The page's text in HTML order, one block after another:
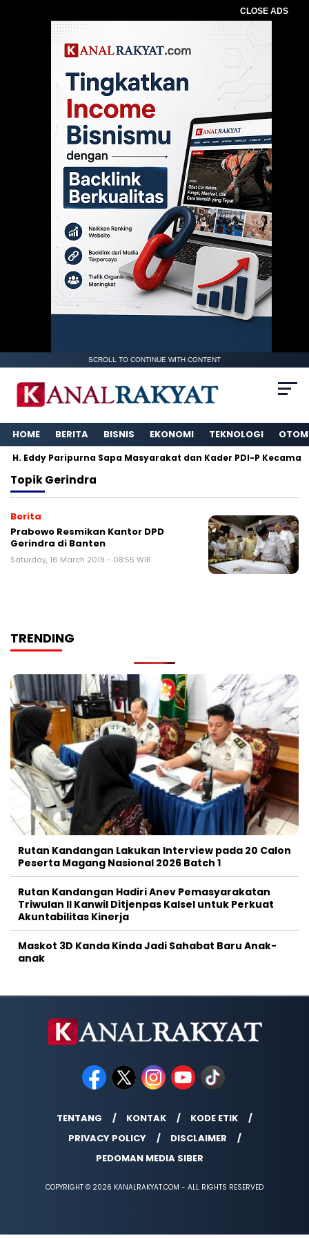
CLOSE ADS
SCROLL TO CONTINUE WITH CONTENT
HOME BERITA BISNIS EKONOMI TEKNOLOGI
H. Eddy Paripurna Sapa Masyarakat dan Kader PDI-P
TopikGerindra
Berita
Prabowo Resmikan Kantor DPD
Gerindra di Banten
Saturday, 16 March 2019 - 08:55 WIB
TRENDING
Rutan Kandangan Lakukan Interview pada 20 Calon
Peserta Magang Nasional 2026 Batch 1
Rutan Kandangan Hadiri Anev Pemasyarakatan
Triwulan II Kanwil Ditjenpas Kalsel untuk Perkuat
Akuntabilitas Kinerja
Maskot 3D Kanda Kinda Jadi Sahabat Baru Anak-
anak
TENTANG KONTAK
KODE ETIK
PRIVACY POLICY
DISCLAIMER
PEDOMAN MEDIA SIBER
COPYRIGHT © 2026 KANALRAKYAT.COM - ALL RIGHTS RESERVED